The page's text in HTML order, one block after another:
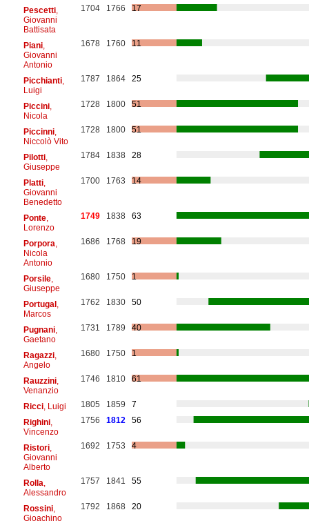
Pescetti,
Giovanni
Battisata
1704 1766 17
Piani,
Giovanni
Antonio
1678 1760 11
Picchianti,
Luigi
1787 1864 25
Piccini,
Nicola
1728 1800 51
Piccinni,
Niccolò Vito
1728 1800 51
Pilotti,
Giuseppe
1784 1838 28
Platti,
Giovanni
Benedetto
1700 1763 14
Ponte,
Lorenzo
1749 1838 63
Porpora
Nicola
Antonio
1686 1768 19
Porsile,
Giuseppe
1680 1750 1
Portugal,
Marcos
1762 1830 50
Pugnani,
Gaetano
1731 1789 40
Ragazzi,
Angelo
1680 1750 1
Rauzzini,
Venanzio
1746 1810 61
Ricci, Luigi 1805 1859
7
Righini,
Vincenzo
1756 1812 56
Ristori,
Giovanni
Alberto
1692 1753 4
Rolla
Alessandro
1757 1841 55
Rossini,
Gioachino
1792 1868 20